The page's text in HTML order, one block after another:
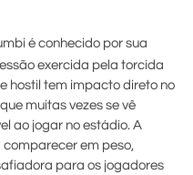
é conhecido por sua
exercida pela torcida
hostil tem impacto direto no
muitas vezes se vê
ao jogar no estádio. A
em peso,
para os jogadores